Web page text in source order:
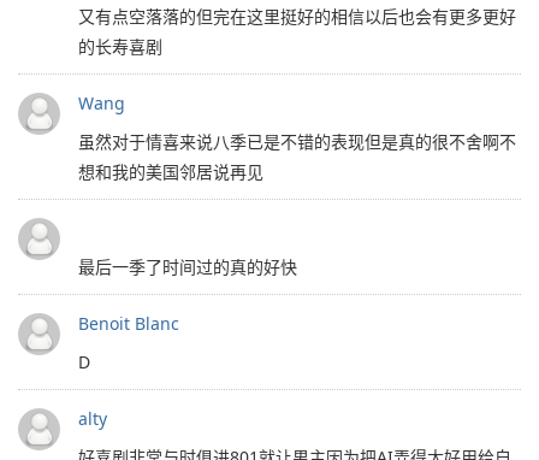
又有点空落落的但完在这里挺好的相信以后也会有更多更好
的长寿喜剧
Wang
虽然对于情喜来说八季已是不错的表现但是真的很不舍啊不
想和我的美国邻居说再见
最后一季了时间过的真的好快
Benoit Blanc
D
alty